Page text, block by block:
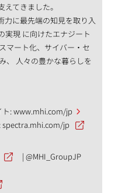
てきました。
力に最先端の知見を取り入
実現 に向けたエナジート
マート化、サイバー・セ
、 人々の豊かな暮らしを
ト:www.mhi.com/jp
spectra.mhi.com/jp
|@MHI_GroupJP